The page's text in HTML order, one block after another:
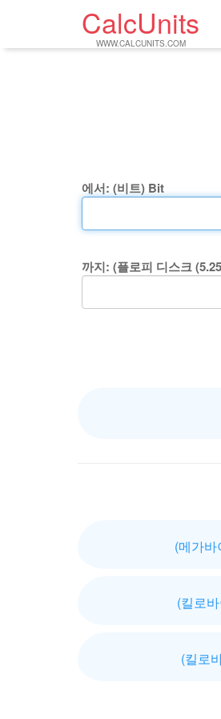
CalcUnits
WWW.CALCUNITS.COM
에서: (비트) Bit
까지: (플로피 디스크
(메가
(킬로
(킬로